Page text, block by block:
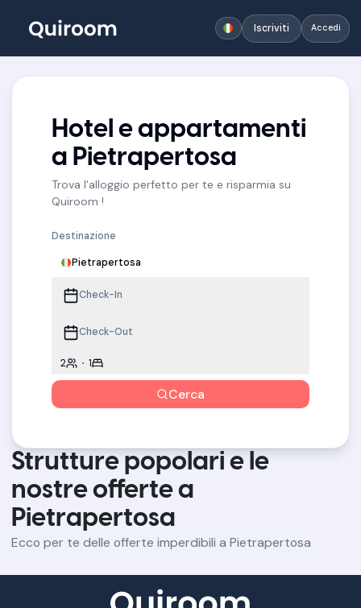
Iscriviti Accedi
Hotel e appartamenti
a Pietrapertosa
Trova l'alloggio perfetto per te e risparmia su
Quiroom !
Destinazione
Pietrapertosa
2 1
Cerca
Strutture popolari e le
nostre offerte a
Pietrapertosa
Ecco per te delle offerte imperdibili a Pietrapertosa